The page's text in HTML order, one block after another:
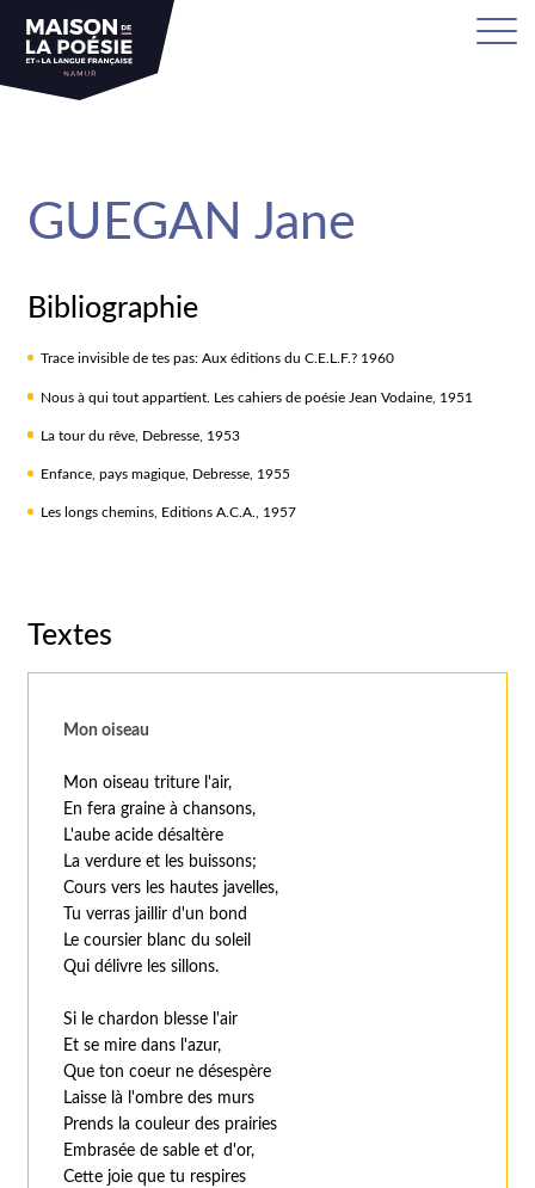
GUEGAN Jane
Bibliographie
Trace invisible de tes pas: Aux éditions du C.E.L.F.? 1960
Nous à qui tout appartient. Les cahiers de poésie Jean Vodaine, 1951
La tour du rêve, Debresse, 1953
Enfance, pays magique, Debresse, 1955
Les longs chemins, Editions A.C.A., 1957
Textes
Mon oiseau
Mon oiseau triture l'air,
En fera graine à chansons,
L'aube acide désaltère
La verdure et les buissons;
Cours vers les hautes javelles,
Tu verras jaillir d'un bond
Le coursier blanc du soleil
Qui délivre les sillons.
Si le chardon blesse l'air
Et se mire dans l'azur,
Que ton coeur ne désespère
Laisse là l'ombre des murs
Prends la couleur des prairies
Embrasée de sable et d'or,
Cette joie que tu respires